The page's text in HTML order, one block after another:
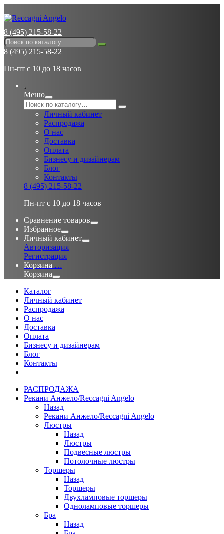
8 (495) 215-58-22
8 (495) 215-58-22
Пн-пт с 10 до 18 часов
Меню
Личный кабинет
Распродажа
О нас
Доставка
Оплата
Бизнесу и дизайнерам
Блог
Контакты
8 (495) 215-58-22
Пн-пт с 10 до 18 часов
Сравнение товаров
Избранное
Личный кабинет
Авторизация
Регистрация
Корзина …
Корзина
Каталог
Личный кабинет
Распродажа
О нас
Доставка
Оплата
Бизнесу и дизайнерам
Блог
Контакты
РАСПРОДАЖА
Рекани Анжело/Reccagni Angelo
Назад
Рекани Анжело/Reccagni Angelo
Люстры
Назад
Люстры
Подвесные люстры
Потолочные люстры
Торшеры
Назад
Торшеры
Двухламповые торшеры
Одноламповые торшеры
Бра
Назад